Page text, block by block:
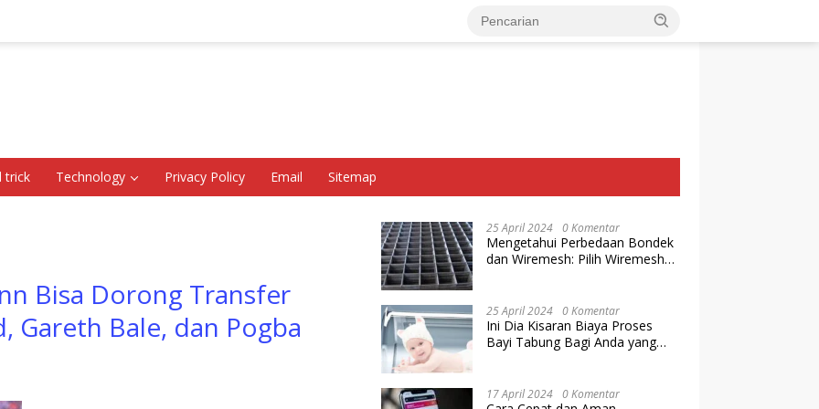
trick Technology Privacy Policy Email Sitemap
Bisa Dorong Transfer
Gareth Bale, dan Pogba
25 April 2024 0 Komentar
Mengetahui Perbedaan Bondek
dan Wiremesh: Pilih Wiremesh
25 April 2024 0 Komentar
Ini Dia Kisaran Biaya Proses
Bayi Tabung Bagi Anda yang
17 April 2024 0 Komentar